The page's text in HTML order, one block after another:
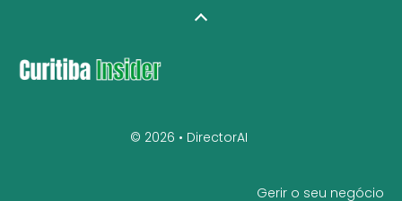
© 2026 • DirectorAI
Gerir o seu negócio